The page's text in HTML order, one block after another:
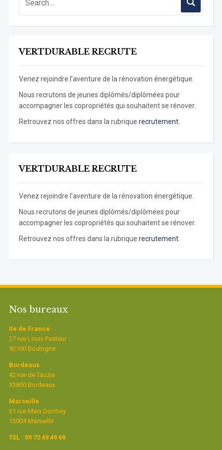
VERTDURABLE RECRUTE
Venez rejoindre l’aventure de la rénovation énergétique.
Nous recrutons de jeunes diplômés/diplômées pour
accompagner les copropriétés qui souhaitent se rénover.
Retrouvez nos offres dans la rubrique recrutement.
VERTDURABLE RECRUTE
Venez rejoindre l’aventure de la rénovation énergétique.
Nous recrutons de jeunes diplômés/diplômées pour
accompagner les copropriétés qui souhaitent se rénover.
Retrouvez nos offres dans la rubrique recrutement.
Nos bureaux
Ile de France
27 rue Louis Pasteur
92100 Boulogne
Bordeaux
42 rue de Tauzia
33800 Bordeaux
Marseille
61 rue Marx Dormoy
13004 Marseille
TEL : 09 72 49 49 69